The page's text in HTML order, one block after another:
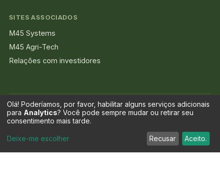
SITES ASSOCIADOS
M45 Systems
M45 Agri-Tech
Relações com investidores
EcoDomeHomes, Oficialmente Patente Pendente. INPI Portugal,
Modelo de Utilidade N.º 12464, registado em fevereiro de 2026.
Olá! Poderíamos, por favor, habilitar alguns serviços adicionais
para Analytics? Você pode sempre mudar ou retirar seu
consentimento mais tarde.
Deixe-me escolher Recusar Aceito.
Marcar Consulta